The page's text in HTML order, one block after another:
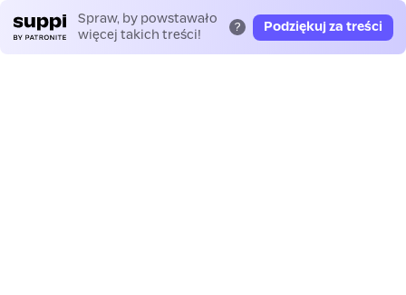
Spraw, by powstawało
więcej takich treści!
? Podziękuj za treści